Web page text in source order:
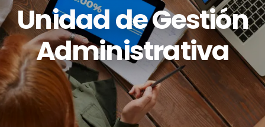
Unidad de Gestión
Administrativa